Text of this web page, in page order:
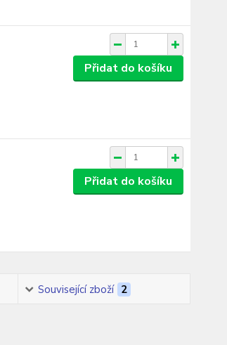
Přidat do košíku
Přidat do košíku
Související zboží 2